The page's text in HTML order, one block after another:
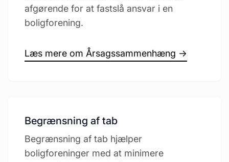
afgørende for at fastslå ansvar i en
boligforening.
Læs mere om Årsagssammenhæng →
Begrænsning af tab
Begrænsning af tab hjælper
boligforeninger med at minimere